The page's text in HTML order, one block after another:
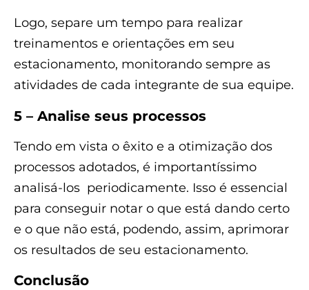
Logo, separe um tempo para realizar
treinamentos e orientações em seu
estacionamento, monitorando sempre as
atividades de cada integrante de sua equipe.
5 – Analise seus processos
Tendo em vista o êxito e a otimização dos
processos adotados, é importantíssimo
analisá-los periodicamente. Isso é essencial
para conseguir notar o que está dando certo
e o que não está, podendo, assim, aprimorar
os resultados de seu estacionamento.
Conclusão